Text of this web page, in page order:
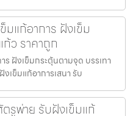
มแก้อาการ ฝังเข็ม
ว ราคาถูก
ร ฝังเข็มกระตุ้นตามจุด บรรเทา
เข็มแก้อาการเสนา รับ
รูพ่าย รับฝังเข็มแก้